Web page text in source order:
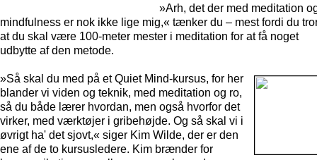
»Arh, det der med meditation
mindfulness er nok ikke lige mig,« tænker du – mest fordi du
at du skal være 100-meter mester i meditation for at få noget
udbytte af den metode.
»Så skal du med på et Quiet Mind-kursus, for her
blander vi viden og teknik, med meditation og ro,
så du både lærer hvordan, men også hvorfor det
virker, med værktøjer i gribehøjde. Og så skal vi i
øvrigt ha' det sjovt,« siger Kim Wilde, der er den
ene af de to kursusledere. Kim brænder for